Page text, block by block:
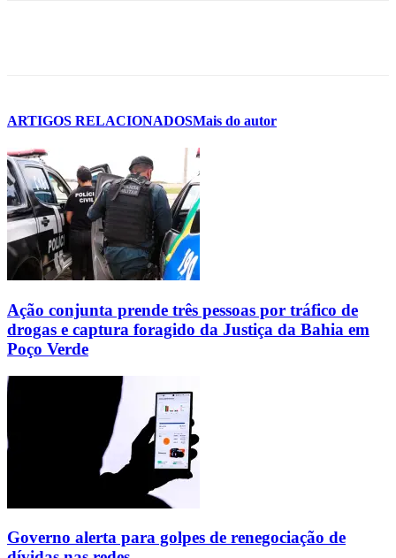
ARTIGOS RELACIONADOSMais do autor
Ação conjunta prende três pessoas por tráfico de
drogas e captura foragido da Justiça da Bahia em
Poço Verde
Governo alerta para golpes de renegociação de